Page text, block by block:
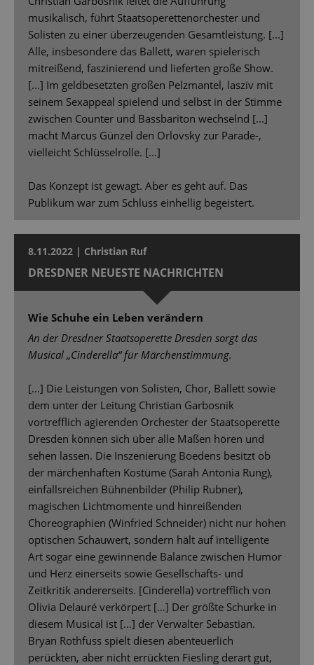
musikalisch, führt Staatsoperettenorchester und
Solisten zu einer überzeugenden Gesamtleistung. [...]
Alle, insbesondere das Ballett, waren spielerisch
mitreißend, faszinierend und lieferten große Show.
[...] Im geldbesetzten großen Pelzmantel, lasziv mit
seinem Sexappeal spielend und selbst in der Stimme
zwischen Counter und Bassbariton wechselnd [...]
macht Marcus Günzel den Orlovsky zur Parade-,
vielleicht Schlüsselrolle. [...]
Das Konzept ist gewagt. Aber es geht auf. Das
Publikum war zum Schluss einhellig begeistert.
8.11.2022 | Christian Ruf
DRESDNER NEUESTE NACHRICHTEN
Wie Schuhe ein Leben verändern
An der Dresdner Staatsoperette Dresden sorgt das
Musical „Cinderella“ für Märchenstimmung.
[…] Die Leistungen von Solisten, Chor, Ballett sowie
dem unter der Leitung Christian Garbosnik
vortrefflich agierenden Orchester der Staatsoperette
Dresden können sich über alle Maßen hören und
sehen lassen. Die Inszenierung Boedens besitzt ob
der märchenhaften Kostüme (Sarah Antonia Rung),
einfallsreichen Bühnenbilder (Philip Rubner),
magischen Lichtmomente und hinreißenden
Choreographien (Winfried Schneider) nicht nur hohen
optischen Schauwert, sondern hält auf intelligente
Art sogar eine gewinnende Balance zwischen Humor
und Herz einerseits sowie Gesellschafts- und
Zeitkritik andererseits. [Cinderella) vortrefflich von
Olivia Delauré verkörpert […] Der größte Schurke in
diesem Musical ist […] der Verwalter Sebastian.
Bryan Rothfuss spielt diesen abenteuerlich
perückten, aber nicht errückten Fiesling derart gut,